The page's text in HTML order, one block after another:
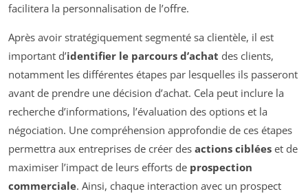
facilitera la personnalisation de l’offre.
Après avoir stratégiquement segmenté sa clientèle, il est
important d’identifier le parcours d’achat des clients,
notamment les différentes étapes par lesquelles ils passeront
avant de prendre une décision d’achat. Cela peut inclure la
recherche d’informations, l’évaluation des options et la
négociation. Une compréhension approfondie de ces étapes
permettra aux entreprises de créer des actions ciblées et de
maximiser l’impact de leurs efforts de prospection
commerciale. Ainsi, chaque interaction avec un prospect